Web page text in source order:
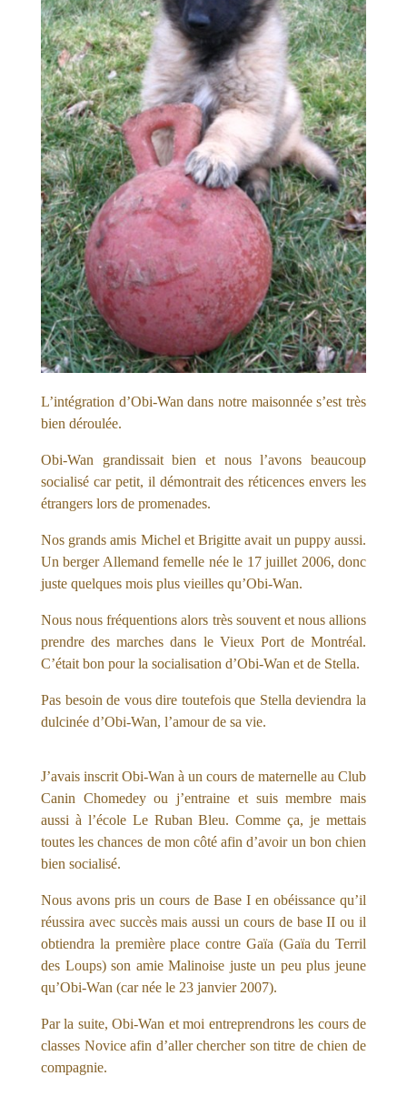
L’intégration d’Obi-Wan dans notre maisonnée s’est très
bien déroulée.
Obi-Wan grandissait bien et nous l’avons beaucoup
socialisé car petit, il démontrait des réticences envers les
étrangers lors de promenades.
Nos grands amis Michel et Brigitte avait un puppy aussi.
Un berger Allemand femelle née le 17 juillet 2006, donc
juste quelques mois plus vieilles qu’Obi-Wan.
Nous nous fréquentions alors très souvent et nous allions
prendre des marches dans le Vieux Port de Montréal.
C’était bon pour la socialisation d’Obi-Wan et de Stella.
Pas besoin de vous dire toutefois que Stella deviendra la
dulcinée d’Obi-Wan, l’amour de sa vie.
J’avais inscrit Obi-Wan à un cours de maternelle au Club
Canin Chomedey ou j’entraine et suis membre mais
aussi à l’école Le Ruban Bleu. Comme ça, je mettais
toutes les chances de mon côté afin d’avoir un bon chien
bien socialisé.
Nous avons pris un cours de Base I en obéissance qu’il
réussira avec succès mais aussi un cours de base II ou il
obtiendra la première place contre Gaïa (Gaïa du Terril
des Loups) son amie Malinoise juste un peu plus jeune
qu’Obi-Wan (car née le 23 janvier 2007).
Par la suite, Obi-Wan et moi entreprendrons les cours de
classes Novice afin d’aller chercher son titre de chien de
compagnie.